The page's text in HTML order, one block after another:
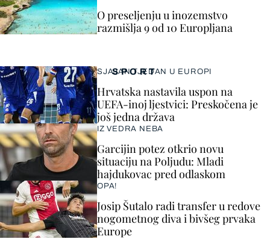
SPORT
SJAJAN TJEDAN U EUROPI
Hrvatska nastavila uspon na
UEFA-inoj ljestvici: Preskočena je
još jedna država
IZ VEDRA NEBA
Garcijin potez otkrio novu
situaciju na Poljudu: Mladi
hajdukovac pred odlaskom
OPA!
Josip Šutalo radi transfer u redove
nogometnog diva i bivšeg prvaka
Europe
O preseljenju u inozemstvo
razmišlja 9 od 10 Europljana